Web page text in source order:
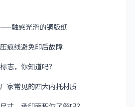
触感光滑的铜版纸
痕线避免印后故障
志，你知道吗？
家常见的四大内托材质